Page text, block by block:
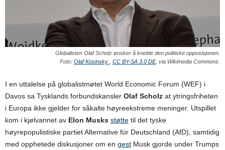
Globalisten Olaf Scholz ønsker å kneble den politiske opposisjonen.
Foto: Olaf Kosinsky CC BY-SA 3.0 DE, via Wikimedia Commons.
I en uttalelse på globalistmøtet World Economic Forum (WEF) i
Davos sa Tysklands forbundskansler Olaf Scholz at ytringsfriheten
i Europa ikke gjelder for såkalte høyreekstreme meninger. Utspillet
kom i kjølvannet av Elon Musks støtte til det tyske
høyrepopulistiske partiet Alternative für Deutschland (AfD), samtidig
med opphetede diskusjoner om en gest Musk gjorde under Trumps